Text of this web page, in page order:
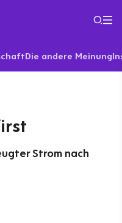
Die andere Meinung
Strom nach